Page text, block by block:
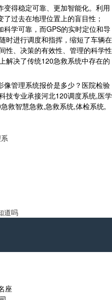
得稳定可靠、更加智能化。利用
过去在地理位置上的盲目性；
学可靠，而GPS的实时定位和导
时进行调度和指挥，缩短了车辆在
性、决策的有效性、管理的科学性
解决了传统120急救系统中存在的
管理系统报价是多少？医院检验
技专业承接河北120调度系统,医学
救智慧急救,急救系统,体检系统,
道吗
座